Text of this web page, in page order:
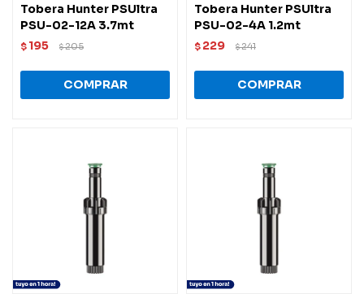
Tobera Hunter PSUltra
PSU-02-12A 3.7mt
$ 195 $205
Tobera Hunter PSUltra
PSU-02-4A 1.2mt
$ 229 $241